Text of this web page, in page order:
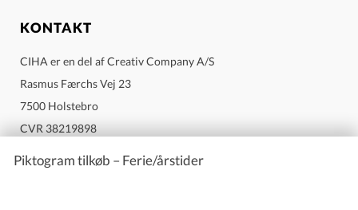
Piktogram tilkøb – Ferie/årstider
årstider piktogrammer:
Får visuelt overblik over årstider, højtider og ferie
Forstår sammenhængen mellem tid, begivenheder og
Oplever øget tryghed ved ændringer i hverdagen
KONTAKT
CIHA er en del af Creativ Company A/S
Rasmus Færchs Vej 23
7500 Holstebro
CVR 38219898